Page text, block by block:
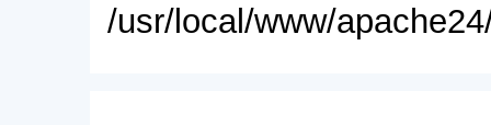
/usr/local/www/